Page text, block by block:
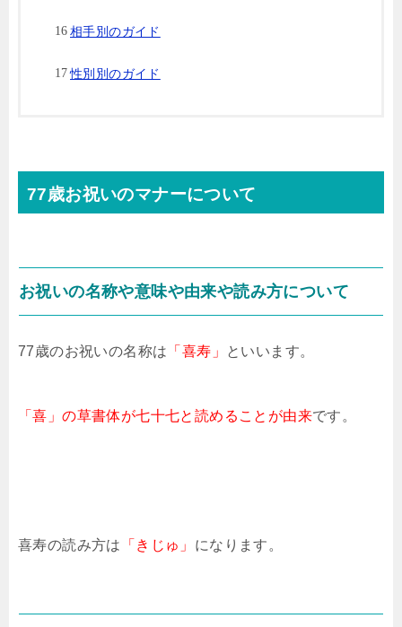
相手別のガイド
性別別のガイド
77歳お祝いのマナーについて
お祝いの名称や意味や由来や読み方について
77歳のお祝いの名称は 「喜寿」 といいます。
「喜」の草書体が七十七と読めることが由来です。
喜寿の読み方は 「きじゅ」 になります。